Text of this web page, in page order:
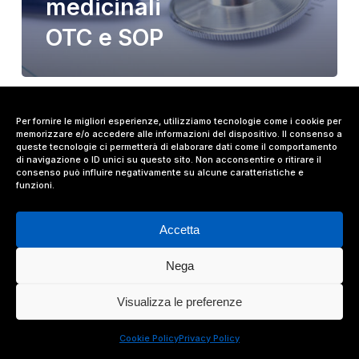
Per fornire le migliori esperienze, utilizziamo tecnologie come i cookie per
memorizzare e/o accedere alle informazioni del dispositivo. Il consenso a
queste tecnologie ci permetterà di elaborare dati come il comportamento
di navigazione o ID unici su questo sito. Non acconsentire o ritirare il
consenso può influire negativamente su alcune caratteristiche e
funzioni.
Accetta
Nega
Visualizza le preferenze
Cookie PolicyPrivacy Policy
medicinali
OTC e SOP
© 2024 Value Relations Srl, All Rights Reserved.
instagram